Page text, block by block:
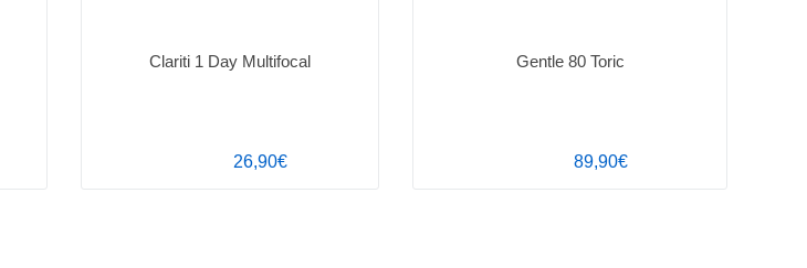
Clariti 1 Day Multifocal
26,90€
Gentle 80 Toric
89,90€